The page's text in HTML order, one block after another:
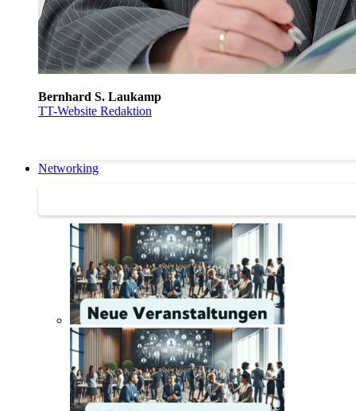
Bernhard S. Laukamp
TT-Website Redaktion
Networking